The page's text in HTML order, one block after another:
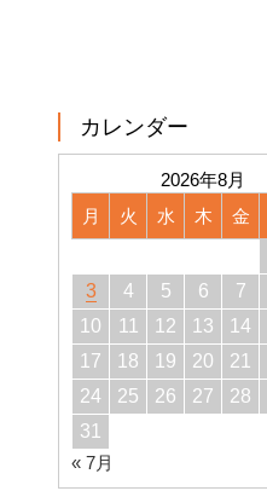
カレンダー
2026年8月
月
火 水 木 金
3
4 5 6 7
10
11 12 13 14
17
18 19 20 21
24
25 26 27 28
31
« 7月